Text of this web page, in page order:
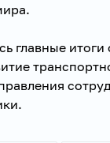
главные